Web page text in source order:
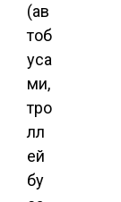
(ав
тоб
уса
ми,
тро
лл
ей
бу